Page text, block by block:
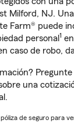
Milford, NJ.
Farm® puede
personal 1
caso de robo,
Pregunte
una
de seguro para